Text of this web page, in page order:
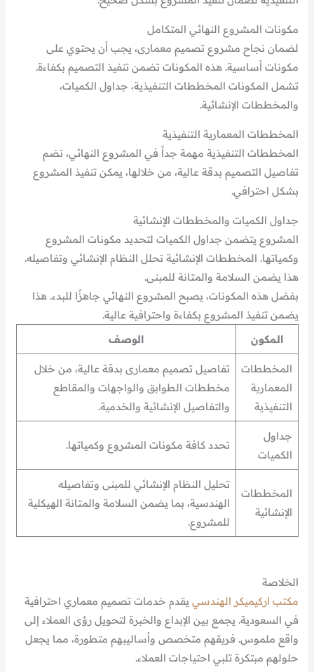
مكونات المشروع النهائي المتكامل
لضمان نجاح مشروع تصميم معمارى، يجب أن يحتوي على
مكونات أساسية. هذه المكونات تضمن تنفيذ التصميم بكفاءة.
تشمل المكونات المخططات التنفيذية، جداول الكميات،
والمخططات الإنشائية.
المخططات المعمارية التنفيذية
المخططات التنفيذية مهمة جداً في المشروع النهائي، تضم
تفاصيل التصميم بدقة عالية، من خلالها، يمكن تنفيذ المشروع
بشكل احترافي.
جداول الكميات والمخططات الإنشائية
المشروع يتضمن جداول الكميات لتحديد مكونات المشروع
وكمياتها. المخططات الإنشائية تحلل النظام الإنشائي وتفاصيله.
هذا يضمن السلامة والمتانة للمبنى.
بفضل هذه المكونات، يصبح المشروع النهائي جاهزًا للبدء. هذا
يضمن تنفيذ المشروع بكفاءة واحترافية عالية.
المكون
الوصف
المخططات
المعمارية
التنفيذية
تفاصيل تصميم معمارى بدقة عالية، من خلال
مخططات الطوابق والواجهات والمقاطع
والتفاصيل الإنشائية والخدمية.
جداول
الكميات
تحدد كافة مكونات المشروع وكمياتها.
المخططات
الإنشائية
تحليل النظام الإنشائي للمبنى وتفاصيله
الهندسية، بما يضمن السلامة والمتانة الهيكلية
للمشروع.
الخلاصة
مكتب اركيميكر الهندسي يقدم خدمات تصميم معماري احترافية
في السعودية. يجمع بين الإبداع والخبرة لتحويل رؤى العملاء إلى
واقع ملموس. فريقهم متخصص وأساليبهم متطورة، مما يجعل
حلولهم مبتكرة تلبي احتياجات العملاء.